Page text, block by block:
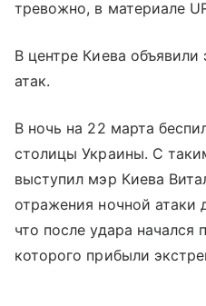
тревожно, в материале
В центре Киева
атак.
В ночь на 22 марта
столицы Украины. С
выступил мэр Киева
отражения ночной атаки
что после удара начался
которого прибыли